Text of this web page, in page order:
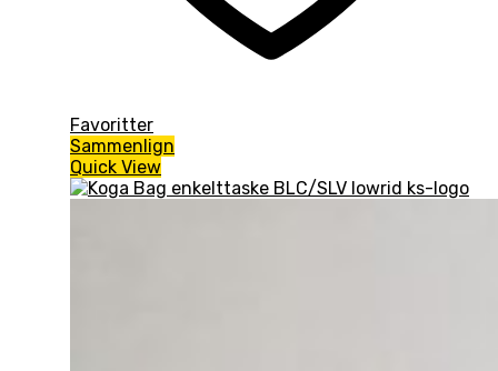
Favoritter
Sammenlign
Quick View